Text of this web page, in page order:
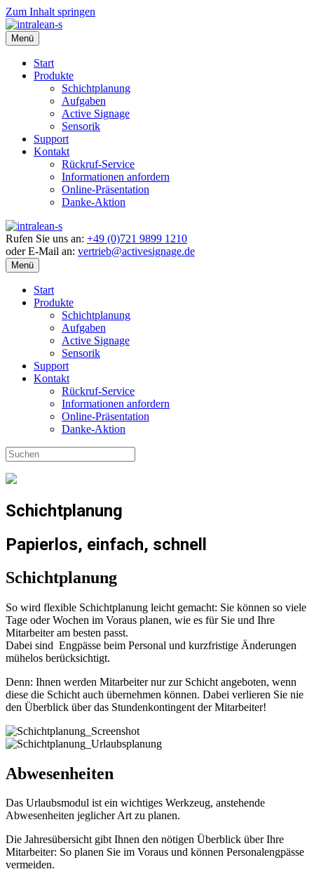
Zum Inhalt springen
Menü
Start
Produkte
Schichtplanung
Aufgaben
Active Signage
Sensorik
Support
Kontakt
Rückruf-Service
Informationen anfordern
Online-Präsentation
Danke-Aktion
Rufen Sie uns an: +49 (0)721 9899 1210
oder E-Mail an: vertrieb@activesignage.de
Menü
Start
Produkte
Schichtplanung
Aufgaben
Active Signage
Sensorik
Support
Kontakt
Rückruf-Service
Informationen anfordern
Online-Präsentation
Danke-Aktion
Schichtplanung
Papierlos, einfach, schnell
Schichtplanung
So wird flexible Schichtplanung leicht gemacht: Sie können so viele
Tage oder Wochen im Voraus planen, wie es für Sie und Ihre
Mitarbeiter am besten passt.
Dabei sind Engpässe beim Personal und kurzfristige Änderungen
mühelos berücksichtigt.
Denn: Ihnen werden Mitarbeiter nur zur Schicht angeboten, wenn
diese die Schicht auch übernehmen können. Dabei verlieren Sie nie
den Überblick über das Stundenkontingent der Mitarbeiter!
Abwesenheiten
Das Urlaubsmodul ist ein wichtiges Werkzeug, anstehende
Abwesenheiten jeglicher Art zu planen.
Die Jahresübersicht gibt Ihnen den nötigen Überblick über Ihre
Mitarbeiter: So planen Sie im Voraus und können Personalengpässe
vermeiden.